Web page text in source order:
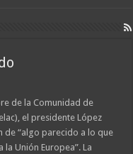
de la Comunidad de
el presidente López
de “algo parecido a lo que
Unión Europea”. La